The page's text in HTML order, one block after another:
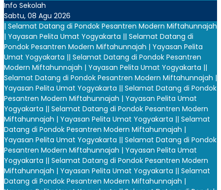
Info Sekolah
Sabtu, 08 Agu 2026
| Selamat Datang di Pondok Pesantren Modern Miftahunnajah
| Yayasan Pelita Umat Yogyakarta || Selamat Datang di
Pondok Pesantren Modern Miftahunnajah | Yayasan Pelita
Umat Yogyakarta || Selamat Datang di Pondok Pesantren
Modern Miftahunnajah | Yayasan Pelita Umat Yogyakarta ||
Selamat Datang di Pondok Pesantren Modern Miftahunnajah |
Yayasan Pelita Umat Yogyakarta || Selamat Datang di Pondok
Pesantren Modern Miftahunnajah | Yayasan Pelita Umat
Yogyakarta || Selamat Datang di Pondok Pesantren Modern
Miftahunnajah | Yayasan Pelita Umat Yogyakarta || Selamat
Datang di Pondok Pesantren Modern Miftahunnajah |
Yayasan Pelita Umat Yogyakarta || Selamat Datang di Pondok
Pesantren Modern Miftahunnajah | Yayasan Pelita Umat
Yogyakarta || Selamat Datang di Pondok Pesantren Modern
Miftahunnajah | Yayasan Pelita Umat Yogyakarta || Selamat
Datang di Pondok Pesantren Modern Miftahunnajah |